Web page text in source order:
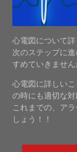
心電図について詳
次のステップに
すめていきません
心電図に詳しい
の時にも適切な対
これまでの、ア
しょう！！